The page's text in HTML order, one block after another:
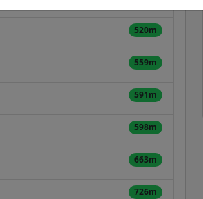
520m
559m
591m
598m
663m
726m